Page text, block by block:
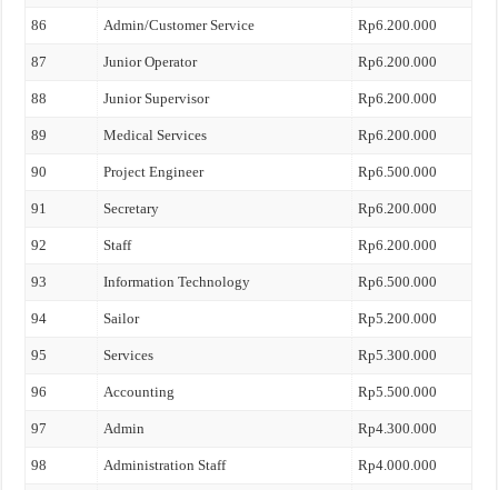
86 Admin/Customer Service Rp6.200.000
87 Junior Operator Rp6.200.000
88 Junior Supervisor Rp6.200.000
89 Medical Services Rp6.200.000
90 Project Engineer Rp6.500.000
91 Secretary Rp6.200.000
92 Staff Rp6.200.000
93 Information Technology Rp6.500.000
94 Sailor Rp5.200.000
95 Services Rp5.300.000
96 Accounting Rp5.500.000
97 Admin Rp4.300.000
98 Administration Staff Rp4.000.000